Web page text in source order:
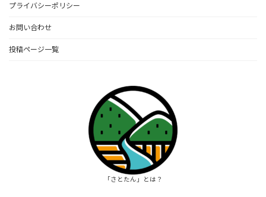
プライバシーポリシー
お問い合わせ
投稿ページ一覧
「さとたん」とは？